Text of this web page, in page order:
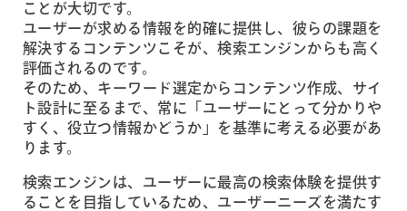
ことが大切です。
ユーザーが求める情報を的確に提供し、彼らの課題を
解決するコンテンツこそが、検索エンジンからも高く
評価されるのです。
そのため、キーワード選定からコンテンツ作成、サイ
ト設計に至るまで、常に「ユーザーにとって分かりや
すく、役立つ情報かどうか」を基準に考える必要があ
ります。
検索エンジンは、ユーザーに最高の検索体験を提供す
ることを目指しているため、ユーザーニーズを満たす